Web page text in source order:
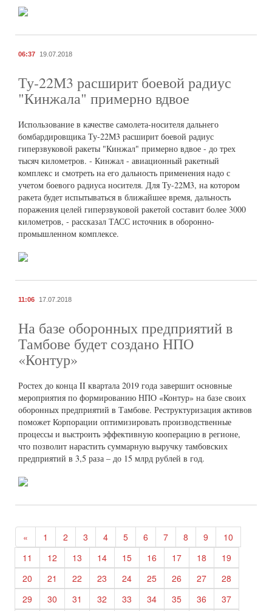
06:37 19.07.2018
Ту-22М3 расширит боевой радиус
"Кинжала" примерно вдвое
Использование в качестве самолета-носителя дальнего
бомбардировщика Ту-22М3 расширит боевой радиус
гиперзвуковой ракеты "Кинжал" примерно вдвое - до трех
тысяч километров. - Кинжал - авиационный ракетный
комплекс и смотреть на его дальность применения надо с
учетом боевого радиуса носителя. Для Ту-22М3, на котором
ракета будет испытываться в ближайшее время, дальность
поражения целей гиперзвуковой ракетой составит более 3000
километров, - рассказал ТАСС источник в оборонно-
промышленном комплексе.
11:06 17.07.2018
На базе оборонных предприятий в
Тамбове будет создано НПО
«Контур»
Ростех до конца II квартала 2019 года завершит основные
мероприятия по формированию НПО «Контур» на базе своих
оборонных предприятий в Тамбове. Реструктуризация активов
поможет Корпорации оптимизировать производственные
процессы и выстроить эффективную кооперацию в регионе,
что позволит нарастить суммарную выручку тамбовских
предприятий в 3,5 раза – до 15 млрд рублей в год.
« 1 2 3 4 5 6 7 8 9
10
11
12 13 14 15 16 17 18
19
20
21 22 23 24 25 26 27
28
29
30 31 32 33 34 35 36
37